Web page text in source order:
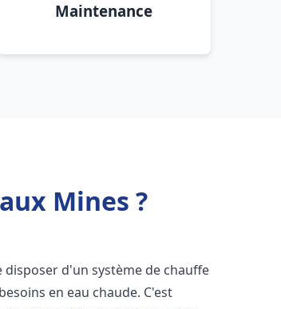
Maintenance
Mines ?
disposer d'un système de chauffe
en eau chaude. C'est